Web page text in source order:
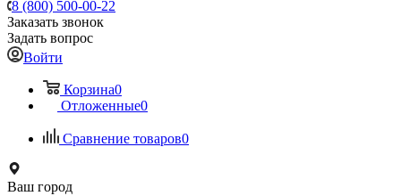
8 (800) 500-00-22
Заказать звонок
Задать вопрос
Войти
Корзина0
Отложенные0
Сравнение товаров0
Ваш город